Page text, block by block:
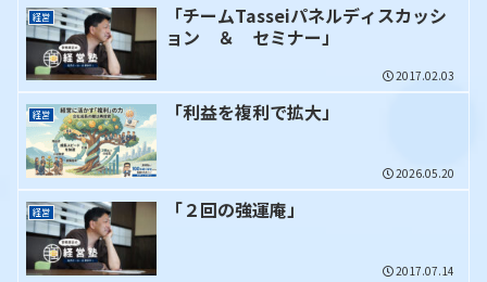
経営
「チームTasseiパネルディスカッシ
ョン ＆ セミナー」
2017.02.03
経営 「利益を複利で拡大」
2026.05.20
経営 「２回の強運庵」
2017.07.14